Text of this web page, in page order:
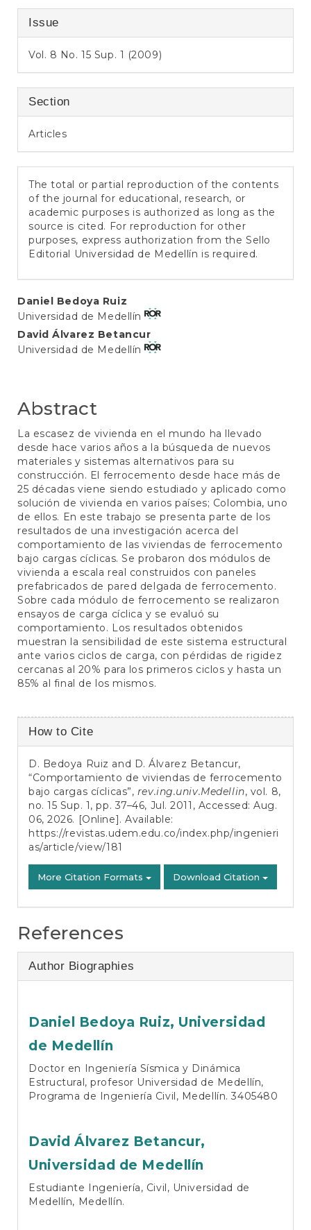
Issue
Vol. 8 No. 15 Sup. 1 (2009)
Section
Articles
The total or partial reproduction of the contents
of the journal for educational, research, or
academic purposes is authorized as long as the
source is cited. For reproduction for other
purposes, express authorization from the Sello
Editorial Universidad de Medellín is required.
Main
Article
Content
Daniel Bedoya Ruiz
Universidad de Medellín
David Álvarez Betancur
Universidad de Medellín
Abstract
La escasez de vivienda en el mundo ha llevado
desde hace varios años a la búsqueda de nuevos
materiales y sistemas alternativos para su
construcción. El ferrocemento desde hace más de
25 décadas viene siendo estudiado y aplicado como
solución de vivienda en varios países; Colombia, uno
de ellos. En este trabajo se presenta parte de los
resultados de una investigación acerca del
comportamiento de las viviendas de ferrocemento
bajo cargas cíclicas. Se probaron dos módulos de
vivienda a escala real construidos con paneles
prefabricados de pared delgada de ferrocemento.
Sobre cada módulo de ferrocemento se realizaron
ensayos de carga cíclica y se evaluó su
comportamiento. Los resultados obtenidos
muestran la sensibilidad de este sistema estructural
ante varios ciclos de carga, con pérdidas de rigidez
cercanas al 20% para los primeros ciclos y hasta un
85% al final de los mismos.
Article
Details
How to Cite
D. Bedoya Ruiz and D. Álvarez Betancur,
“Comportamiento de viviendas de ferrocemento
bajo cargas cíclicas”, rev.ing.univ.Medellin, vol. 8,
no. 15 Sup. 1, pp. 37–46, Jul. 2011, Accessed: Aug.
06, 2026. [Online]. Available:
https://revistas.udem.edu.co/index.php/ingenieri
as/article/view/181
More Citation Formats Download Citation
References
Author Biographies
Daniel Bedoya Ruiz, Universidad
de Medellín
Doctor en Ingeniería Sísmica y Dinámica
Estructural, profesor Universidad de Medellín,
Programa de Ingeniería Civil, Medellín. 3405480
David Álvarez Betancur,
Universidad de Medellín
Estudiante Ingeniería, Civil, Universidad de
Medellín, Medellín.